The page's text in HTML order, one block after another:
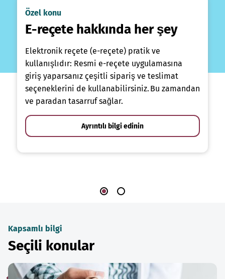
Özel konu
E-reçete hakkında her şey
Elektronik reçete (e-reçete) pratik ve
kullanışlıdır: Resmi e-reçete uygulamasına
giriş yaparsanız çeşitli sipariş ve teslimat
seçeneklerini de kullanabilirsiniz. Bu zamandan
ve paradan tasarruf sağlar.
Ayrıntılı bilgi edinin
Kapsamlı bilgi
Seçili konular